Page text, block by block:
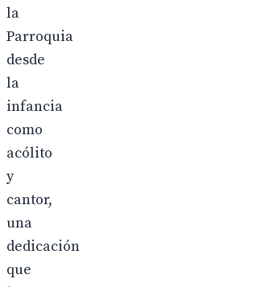
la
Parroquia
desde
la
infancia
como
acólito
y
cantor,
una
dedicación
que